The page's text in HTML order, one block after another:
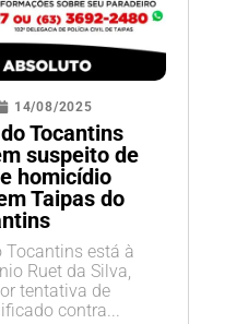
14/08/2025
Tocantins
suspeito de
homicídio
Taipas do
Tocantins está à
Ruet da Silva,
tentativa de
contra...